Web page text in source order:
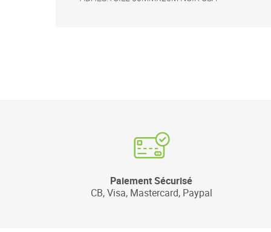
Paiement Sécurisé
CB, Visa, Mastercard, Paypal